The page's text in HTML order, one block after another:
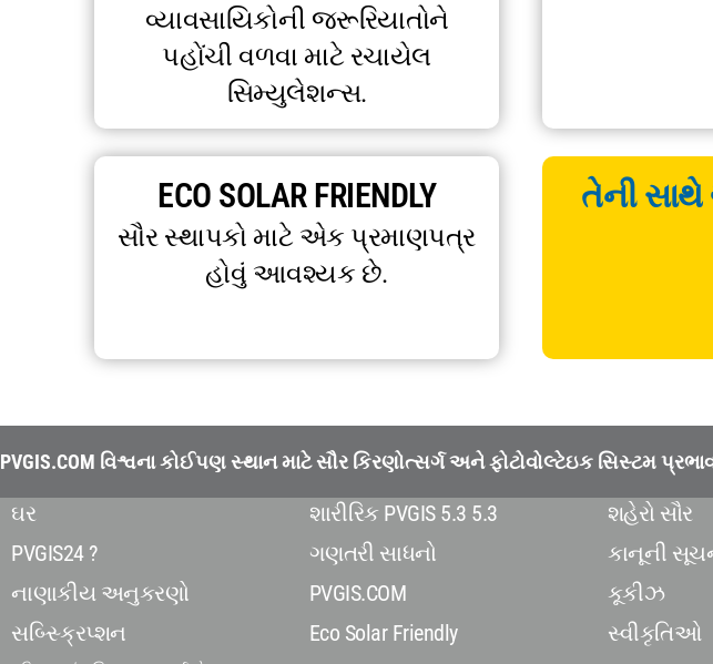
વ્યાવસાયિકોની જરૂરિયાતોને
પહોંચી વળવા માટે રચાયેલ
સિમ્યુલેશન્સ.
ECO SOLAR FRIENDLY
સૌર સ્થાપકો માટે એક પ્રમાણપત્ર
હોવું આવશ્યક છે.
તેની
PVGIS.COM વિશ્વના કોઈપણ સ્થાન માટે સૌર કિરણોત્સર્ગ અને ફોટોવોલ્ટેઇક સિસ્ટમ
ઘર
PVGIS24 ?
નાણાકીય અનુકરણો
સબ્સ્ક્રિપ્શન
શારીરિક PVGIS 5.3 5.3
ગણતરી સાધનો
PVGIS.COM
Eco Solar Friendly
શહેરો સૌર
કાનૂની
કૂકીઝ
સ્વીકૃતિઓ